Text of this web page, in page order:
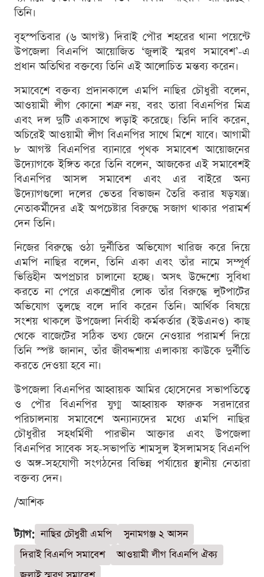
তিনি।
বৃহস্পতিবার (৬ আগস্ট) দিরাই পৌর শহরের থানা পয়েন্টে
উপজেলা বিএনপি আয়োজিত ‘জুলাই স্মরণ সমাবেশ’-এ
প্রধান অতিথির বক্তব্যে তিনি এই আলোচিত মন্তব্য করেন।
সমাবেশে বক্তব্য প্রদানকালে এমপি নাছির চৌধুরী বলেন,
আওয়ামী লীগ কোনো শত্রু নয়, বরং তারা বিএনপির মিত্র
এবং দল দুটি একসাথে লড়াই করেছে। তিনি দাবি করেন,
অচিরেই আওয়ামী লীগ বিএনপির সাথে মিশে যাবে। আগামী
৮ আগস্ট বিএনপির ব্যানারে পৃথক সমাবেশ আয়োজনের
উদ্যোগকে ইঙ্গিত করে তিনি বলেন, আজকের এই সমাবেশই
বিএনপির আসল সমাবেশ এবং এর বাইরে অন্য
উদ্যোগগুলো দলের ভেতর বিভাজন তৈরি করার ষড়যন্ত্র।
নেতাকর্মীদের এই অপচেষ্টার বিরুদ্ধে সজাগ থাকার পরামর্শ
দেন তিনি।
নিজের বিরুদ্ধে ওঠা দুর্নীতির অভিযোগ খারিজ করে দিয়ে
এমপি নাছির বলেন, তিনি একা এবং তাঁর নামে সম্পূর্ণ
ভিত্তিহীন অপপ্রচার চালানো হচ্ছে। অসৎ উদ্দেশ্যে সুবিধা
করতে না পেরে একশ্রেণীর লোক তাঁর বিরুদ্ধে লুটপাটের
অভিযোগ তুলছে বলে দাবি করেন তিনি। আর্থিক বিষয়ে
সংশয় থাকলে উপজেলা নির্বাহী কর্মকর্তার (ইউএনও) কাছ
থেকে বাজেটের সঠিক তথ্য জেনে নেওয়ার পরামর্শ দিয়ে
তিনি স্পষ্ট জানান, তাঁর জীবদ্দশায় এলাকায় কাউকে দুর্নীতি
করতে দেওয়া হবে না।
উপজেলা বিএনপির আহ্বায়ক আমির হোসেনের সভাপতিত্বে
ও পৌর বিএনপির যুগ্ম আহ্বায়ক ফারুক সরদারের
পরিচালনায় সমাবেশে অন্যান্যদের মধ্যে এমপি নাছির
চৌধুরীর সহধর্মিণী পারভীন আক্তার এবং উপজেলা
বিএনপির সাবেক সহ-সভাপতি শামসুল ইসলামসহ বিএনপি
ও অঙ্গ-সহযোগী সংগঠনের বিভিন্ন পর্যায়ের স্থানীয় নেতারা
বক্তব্য দেন।
/আশিক
ট্যাগ: নাছির চৌধুরী এমপি
সুনামগঞ্জ ২ আসন
দিরাই বিএনপি সমাবেশ
আওয়ামী লীগ বিএনপি ঐক্য